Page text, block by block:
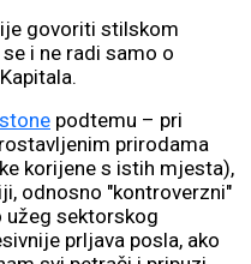
govoriti stilskom
i ne radi samo o
podtemu – pri
prirodama
korijene s istih mjesta),
odnosno "kontroverzni"
užeg sektorskog
prljava posla, ako